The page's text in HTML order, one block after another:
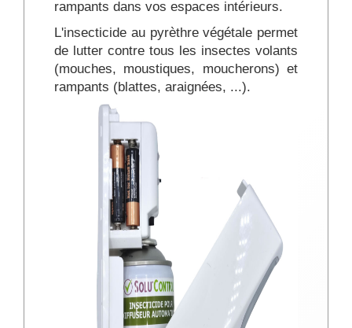
rampants dans vos espaces intérieurs.
L'insecticide au pyrèthre végétale permet
de lutter contre tous les insectes volants
(mouches, moustiques, moucherons) et
rampants (blattes, araignées, ...).